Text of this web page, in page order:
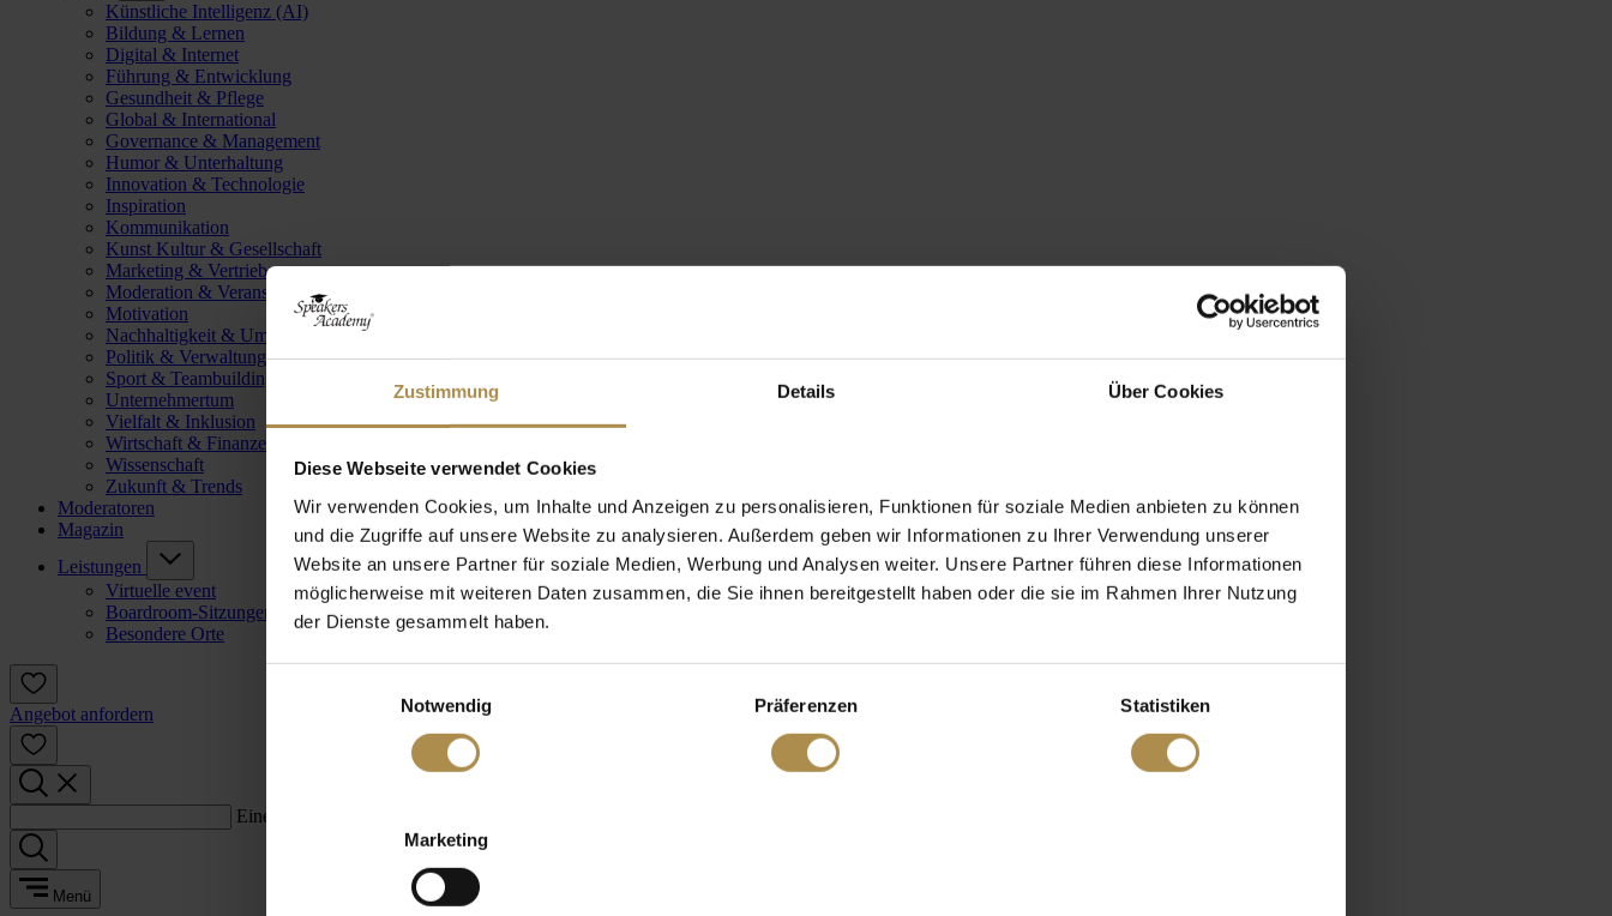
Zustimmung Details Über Cookies
Diese Webseite verwendet Cookies
Wir verwenden Cookies, um Inhalte und Anzeigen zu personalisieren, Funktionen für soziale Medien anbieten zu können
und die Zugriffe auf unsere Website zu analysieren. Außerdem geben wir Informationen zu Ihrer Verwendung unserer
Website an unsere Partner für soziale Medien, Werbung und Analysen weiter. Unsere Partner führen diese Informationen
möglicherweise mit weiteren Daten zusammen, die Sie ihnen bereitgestellt haben oder die sie im Rahmen Ihrer Nutzung
der Dienste gesammelt haben.
Notwendig
Präferenzen Statistiken
Marketing
Künstliche Intelligenz (AI)
Bildung & Lernen
Digital & Internet
Führung & Entwicklung
Gesundheit & Pflege
Global & International
Governance & Management
Humor & Unterhaltung
Innovation & Technologie
Inspiration
Kommunikation
Kunst Kultur & Gesellschaft
Marketing & Vertrieb
Moderation & Veranstaltungsleitung
Motivation
Nachhaltigkeit & Umwelt
Politik & Verwaltung
Sport & Teambuilding
Unternehmertum
Vielfalt & Inklusion
Wirtschaft & Finanzen
Wissenschaft
Zukunft & Trends
Moderatoren
Magazin
Leistungen
Virtuelle event
Boardroom-Sitzungen
Besondere Orte
Angebot anfordern
Einen Suchbegriff eingeben:
Menü